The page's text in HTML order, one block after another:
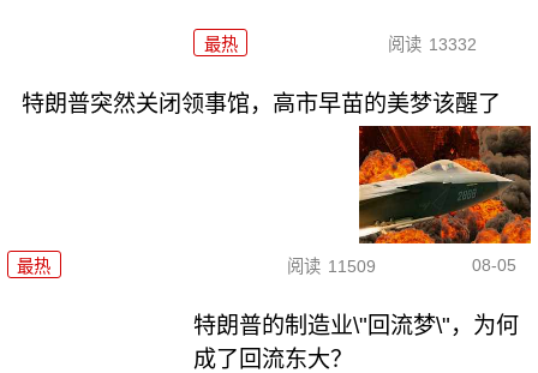
最热 阅读 13332
特朗普突然关闭领事馆，高市早苗的美梦该醒了
最热 阅读 11509 08-05
特朗普的制造业\"回流梦\"，为何
成了回流东大？